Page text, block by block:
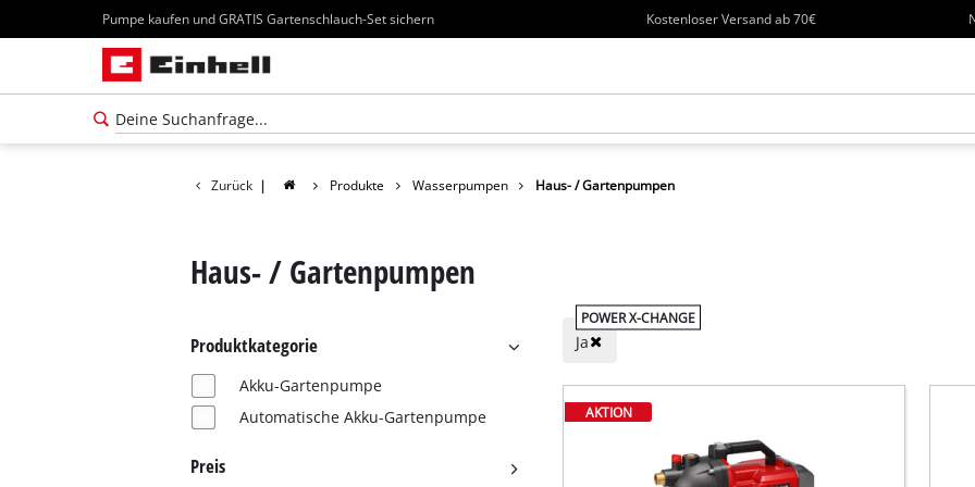
Pumpe kaufen und GRATIS Gartenschlauch-Set sichern Kostenloser Versand ab 70€
Zurück | Produkte Wasserpumpen Haus- / Gartenpumpen
Haus- / Gartenpumpen
Produktkategorie
Akku-Gartenpumpe
Automatische Akku-Gartenpumpe
Preis
POWER X-CHANGE
Ja
AKTION